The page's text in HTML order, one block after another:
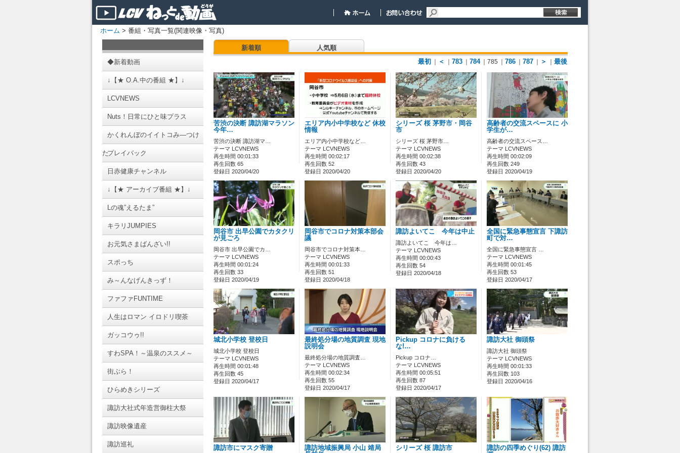
ホーム > 番組・写真一覧(関連映像・写真)
◆新着動画
↓【★ O.A.中の番組 ★】↓
LCVNEWS
Nuts！日常にひと味プラス
かくれんぼのイイトコみ―つけ
たプレイバック
日赤健康チャンネル
↓【★ アーカイブ番組 ★】↓
Lの魂”えるたま”
キラリJUMPIES
お元気さまばんざい!!
スポっち
み～んなげんきっず！
ファファFUNTIME
人生はロマン イロドリ喫茶
ガッコウゥ!!
すわSPA！～温泉のススメ～
街ぶら！
ひらめきシリーズ
諏訪大社式年造営御柱大祭
諏訪映像遺産
諏訪巡礼
新着順
人気順
最初
＜ 783 784 ｜785 786 787 ＞ 最後
苦渋の決断 諏訪湖マラソン
今年…
苦渋の決断 諏訪湖マ…
テーマ LCVNEWS
再生時間 00:01:33
再生回数 65
登録日 2020/04/20
エリア内小中学校など 休校
情報
エリア内小中学校など…
テーマ LCVNEWS
再生時間 00:02:17
再生回数 52
登録日 2020/04/20
シリーズ 桜 茅野市・岡谷
市
シリーズ 桜 茅野市…
テーマ LCVNEWS
再生時間 00:02:38
再生回数 43
登録日 2020/04/20
高齢者の交流スペースに 小
学生が…
高齢者の交流スペース…
テーマ LCVNEWS
再生時間 00:02:09
再生回数 249
登録日 2020/04/19
岡谷市 出早公園でカタクリ
が見ごろ
岡谷市 出早公園でカ…
テーマ LCVNEWS
再生時間 00:01:24
再生回数 33
登録日 2020/04/19
岡谷市でコロナ対策本部会
議
岡谷市でコロナ対策本…
テーマ LCVNEWS
再生時間 00:01:33
再生回数 51
登録日 2020/04/18
諏訪よいてこ 今年は中止
諏訪よいてこ 今年は…
テーマ LCVNEWS
再生時間 00:00:43
再生回数 54
登録日 2020/04/18
全国に緊急事態宣言 下諏訪
町で対…
全国に緊急事態宣言 …
テーマ LCVNEWS
再生時間 00:01:45
再生回数 53
登録日 2020/04/17
城北小学校 登校日
城北小学校 登校日
テーマ LCVNEWS
再生時間 00:01:48
再生回数 45
登録日 2020/04/17
最終処分場の地質調査 現地
説明会
最終処分場の地質調査…
テーマ LCVNEWS
再生時間 00:02:34
再生回数 55
登録日 2020/04/17
Pickup コロナに負ける
な!…
Pickup コロナ…
テーマ LCVNEWS
再生時間 00:05:51
再生回数 87
登録日 2020/04/17
諏訪大社 御頭祭
諏訪大社 御頭祭
テーマ LCVNEWS
再生時間 00:01:33
再生回数 103
登録日 2020/04/16
諏訪市にマスク寄贈
諏訪地域振興局 小山 靖局
シリーズ 桜 諏訪市
諏訪の四季めぐり(62) 諏訪